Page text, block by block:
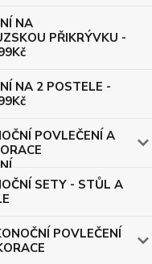
NA
PŘIKRÝVKU -
NA 2 POSTELE -
POVLEČENÍ A
SETY - STŮL A
POVLEČENÍ